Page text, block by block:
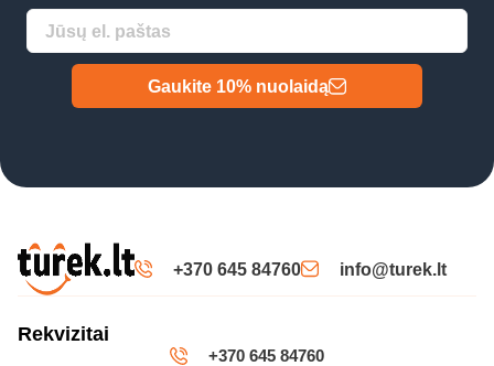
Gaukite 10% nuolaidą
+370 645 84760 info@turek.lt
Rekvizitai
+370 645 84760